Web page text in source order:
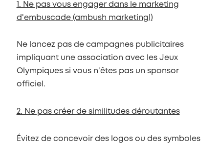
1. Ne pas vous engager dans le marketing
d'embuscade (ambush marketingI)
Ne lancez pas de campagnes publicitaires
impliquant une association avec les Jeux
Olympiques si vous n'êtes pas un sponsor
officiel.
2. Ne pas créer de similitudes déroutantes
Évitez de concevoir des logos ou des symboles